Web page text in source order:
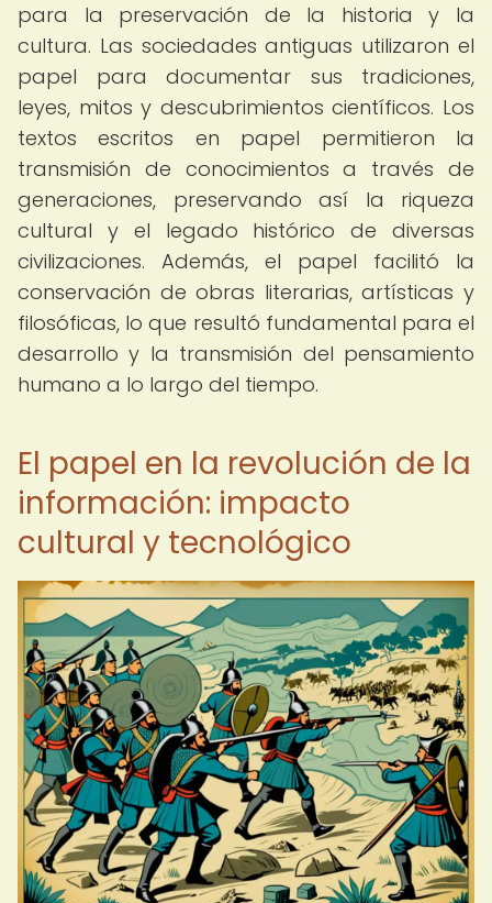
para la preservación de la historia y la
cultura. Las sociedades antiguas utilizaron el
papel para documentar sus tradiciones,
leyes, mitos y descubrimientos científicos. Los
textos escritos en papel permitieron la
transmisión de conocimientos a través de
generaciones, preservando así la riqueza
cultural y el legado histórico de diversas
civilizaciones. Además, el papel facilitó la
conservación de obras literarias, artísticas y
filosóficas, lo que resultó fundamental para el
desarrollo y la transmisión del pensamiento
humano a lo largo del tiempo.
El papel en la revolución de la
información: impacto
cultural y tecnológico